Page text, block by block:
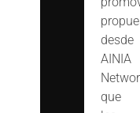
desde
AINIA
que